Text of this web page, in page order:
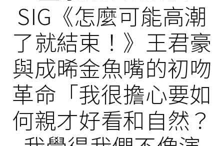
SIG《怎麼可能高潮
了就結束！》王君豪
與成晞金魚嘴的初吻
革命「我很擔心要如
何親才好看和自然？